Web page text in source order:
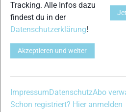
dasKontaktformular erreichen.
instagramfacebookspotify
Tracking. Alle Infos dazu
findest du in der
Datenschutzerklärung!
Akzeptieren und weiter
ImpressumDatenschutzAbo
Schon registriert? Hier anmelden